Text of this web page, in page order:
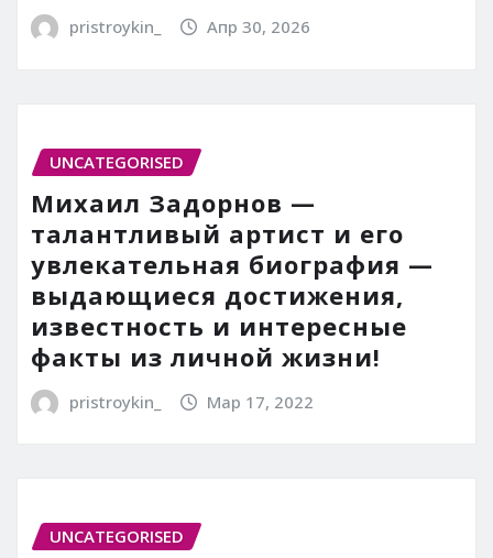
pristroykin_ Апр 30, 2026
UNCATEGORISED
Михаил Задорнов —
талантливый артист и его
увлекательная биография —
выдающиеся достижения,
известность и интересные
факты из личной жизни!
pristroykin_ Мар 17, 2022
UNCATEGORISED